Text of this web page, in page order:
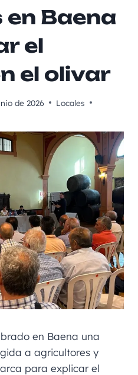
Baena
el
el olivar
de 2026
Locales
en Baena una
a agricultores y
para explicar el